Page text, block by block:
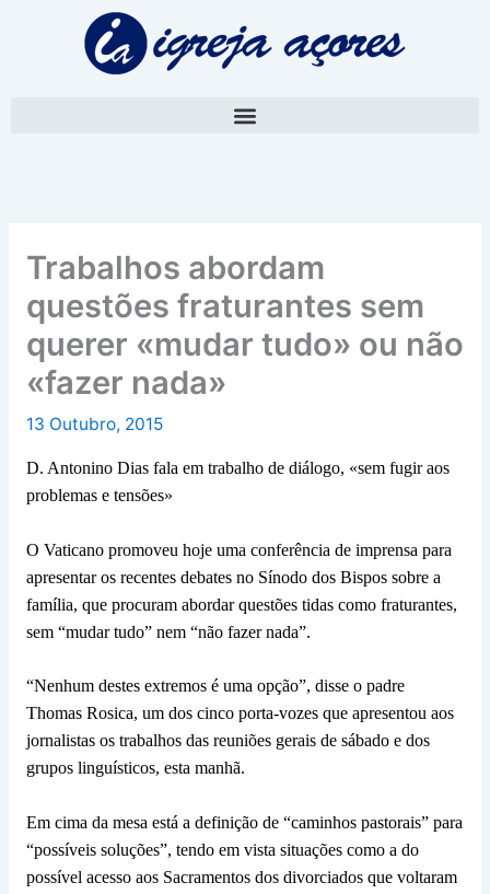
Trabalhos abordam
questões fraturantes sem
querer «mudar tudo» ou não
«fazer nada»
13 Outubro, 2015
D. Antonino Dias fala em trabalho de diálogo, «sem fugir aos
problemas e tensões»
O Vaticano promoveu hoje uma conferência de imprensa para
apresentar os recentes debates no Sínodo dos Bispos sobre a
família, que procuram abordar questões tidas como fraturantes,
sem “mudar tudo” nem “não fazer nada”.
“Nenhum destes extremos é uma opção”, disse o padre
Thomas Rosica, um dos cinco porta-vozes que apresentou aos
jornalistas os trabalhos das reuniões gerais de sábado e dos
grupos linguísticos, esta manhã.
Em cima da mesa está a definição de “caminhos pastorais” para
“possíveis soluções”, tendo em vista situações como a do
possível acesso aos Sacramentos dos divorciados que voltaram